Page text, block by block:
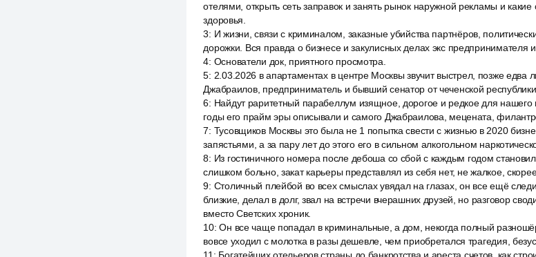
отелями, открыть сеть заправок и занять рынок наружной рекламы и
здоровья.
3: И жизни, связи с криминалом, заказные убийства партнёров,
дорожки. Вся правда о бизнесе и закулисных делах экс предпринимателя
4: Основатели док, приятного просмотра.
5: 2.03.2026 в апартаментах в центре Москвы звучит выстрел, позже едва
Джабраилов, предприниматель и бывший сенатор от чеченской
6: Найдут раритетный парабеллум изящное, дорогое и редкое для
годы его прайм эры описывали и самого Джабраилова, мецената,
7: Тусовщиков Москвы это была не 1 попытка свести с жизнью в 2020
запястьями, а за пару лет до этого его в сильном алкогольном
8: Из гостиничного номера после дебоша со сбой с каждым годом
слишком больно, закат карьеры представлял из себя нет, не жалкое,
9: Столичный плейбой во всех смыслах увядал на глазах, он все ещё
близкие, делал в долг, звал на встречи вчерашних друзей, но разговор
вместо Светских хроник.
10:Он все чаще попадал в криминальные, а дом, некогда полный
вовсе уходил с молотка в разы дешевле, чем приобретался трагедия,